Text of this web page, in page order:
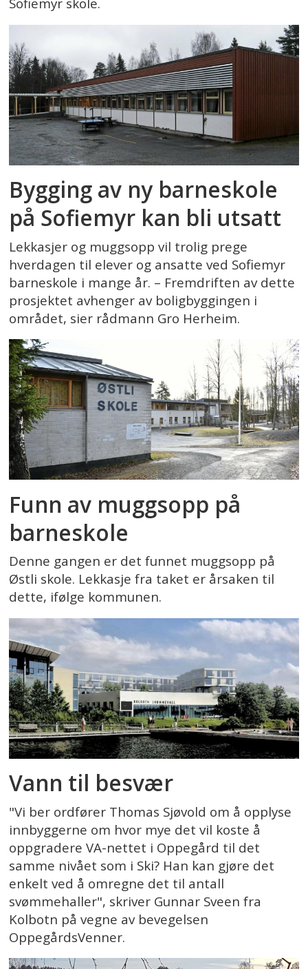
Sofiemyr skole.
Bygging av ny barneskole
på Sofiemyr kan bli utsatt
Lekkasjer og muggsopp vil trolig prege
hverdagen til elever og ansatte ved Sofiemyr
barneskole i mange år. – Fremdriften av dette
prosjektet avhenger av boligbyggingen i
området, sier rådmann Gro Herheim.
Funn av muggsopp på
barneskole
Denne gangen er det funnet muggsopp på
Østli skole. Lekkasje fra taket er årsaken til
dette, ifølge kommunen.
Vann til besvær
"Vi ber ordfører Thomas Sjøvold om å opplyse
innbyggerne om hvor mye det vil koste å
oppgradere VA-nettet i Oppegård til det
samme nivået som i Ski? Han kan gjøre det
enkelt ved å omregne det til antall
svømmehaller", skriver Gunnar Sveen fra
Kolbotn på vegne av bevegelsen
OppegårdsVenner.